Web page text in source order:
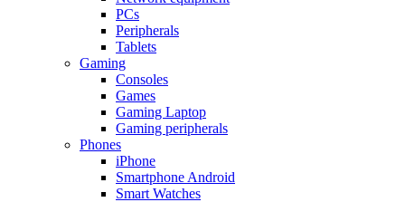
PCs
Peripherals
Tablets
Gaming
Consoles
Games
Gaming Laptop
Gaming peripherals
Phones
iPhone
Smartphone Android
Smart Watches